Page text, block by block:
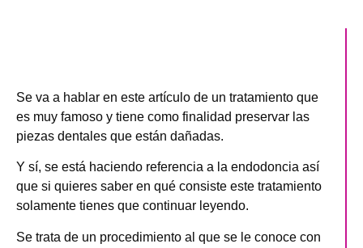
Se va a hablar en este artículo de un tratamiento que
es muy famoso y tiene como finalidad preservar las
piezas dentales que están dañadas.
Y sí, se está haciendo referencia a la endodoncia así
que si quieres saber en qué consiste este tratamiento
solamente tienes que continuar leyendo.
Se trata de un procedimiento al que se le conoce con